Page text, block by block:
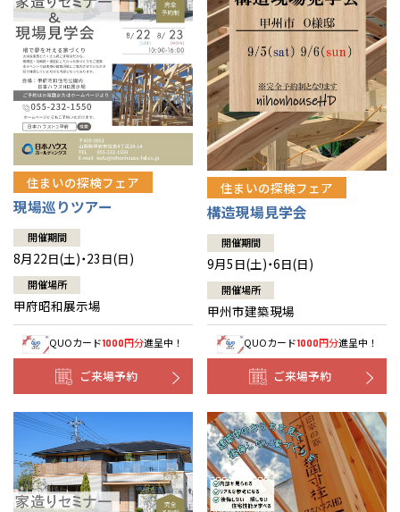
住まいの探検フェア
現場巡りツアー
開催期間
8月22日(土)・23日(日)
開催場所
甲府昭和展示場
QUOカード1000円分進呈中！
ご来場予約
住まいの探検フェア
構造現場見学会
開催期間
9月5日(土)・6日(日)
開催場所
甲州市建築現場
QUOカード1000円分進呈中！
ご来場予約